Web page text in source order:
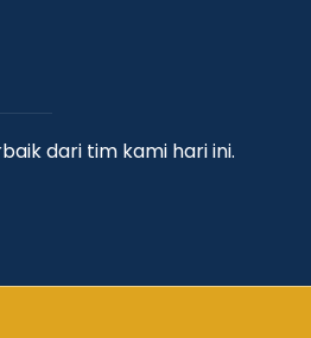
dari tim kami hari ini.